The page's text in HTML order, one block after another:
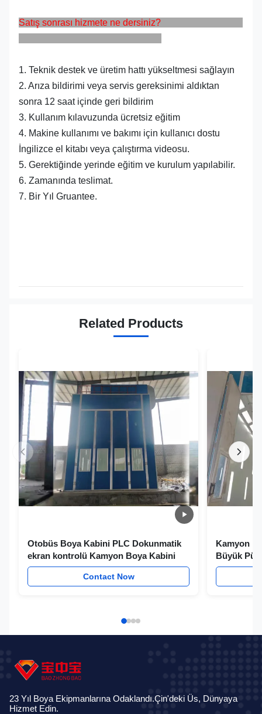
Satış sonrası hizmete ne dersiniz?
1. Teknik destek ve üretim hattı yükseltmesi sağlayın
2. Arıza bildirimi veya servis gereksinimi aldıktan
sonra 12 saat içinde geri bildirim
3. Kullanım kılavuzunda ücretsiz eğitim
4. Makine kullanımı ve bakımı için kullanıcı dostu
İngilizce el kitabı veya çalıştırma videosu.
5. Gerektiğinde yerinde eğitim ve kurulum yapılabilir.
6. Zamanında teslimat.
7. Bir Yıl Gruantee.
Related Products
Otobüs Boya Kabini PLC Dokunmatik
ekran kontrolü Kamyon Boya Kabini
Contact Now
Kamyon
Büyük
23 Yıl Boya Ekipmanlarına Odaklandı.Çin'deki Üs, Dünyaya
Hizmet Edin.